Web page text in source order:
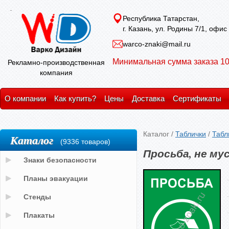
Рекламно-производственная
компания
Республика Татарстан,
г. Казань, ул. Родины 7/1, офис
warco-znaki@mail.ru
Минимальная сумма заказа
О компании Как купить? Цены Доставка Сертификаты
Каталог / Таблички /
Просьба, не
Каталог (9336 товаров)
Знаки безопасности
Планы эвакуации
Стенды
Плакаты